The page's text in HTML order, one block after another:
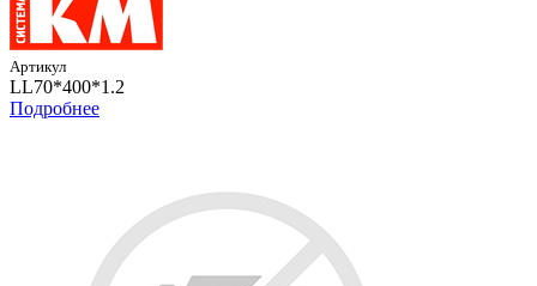
Артикул
LL70*400*1.2
Подробнее